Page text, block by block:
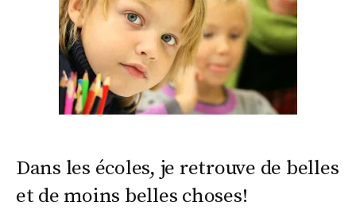
Dans les écoles, je retrouve de belles
et de moins belles choses!